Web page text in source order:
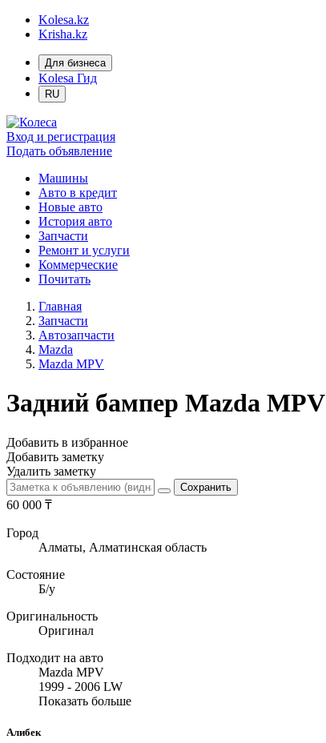
Kolesa.kz
Krisha.kz
Для бизнеса
Kolesa Гид
RU
Вход и регистрация
Подать объявление
Машины
Авто в кредит
Новые авто
История авто
Запчасти
Ремонт и услуги
Коммерческие
Почитать
Главная
Запчасти
Автозапчасти
Mazda
Mazda MPV
Задний бампер Mazda MPV
Добавить в избранное
Добавить заметку
Удалить заметку
60 000 ₸
Город
Алматы, Алматинская область
Состояние
Б/y
Оригинальность
Оригинал
Подходит на авто
Mazda MPV
1999 - 2006 LW
Показать больше
Алибек